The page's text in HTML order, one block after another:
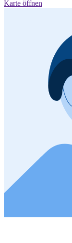
Karte öffnen